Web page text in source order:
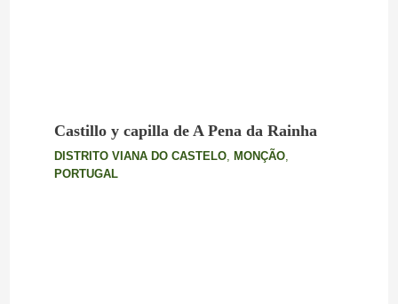
Castillo y capilla de A Pena da Rainha
DISTRITO VIANA DO CASTELO, MONÇÃO,
PORTUGAL